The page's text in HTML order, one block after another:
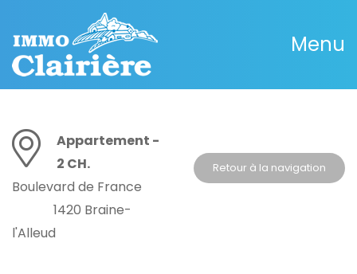
Menu
Appartement -
2 CH.
Boulevard de France
1420 Braine-
l'Alleud
Retour à la navigation